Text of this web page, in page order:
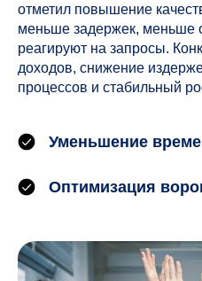
отметил повышение
меньше задержек, меньше
реагируют на запросы.
доходов, снижение
процессов и стабильный
Уменьшение
Оптимизация
данных
Отправить